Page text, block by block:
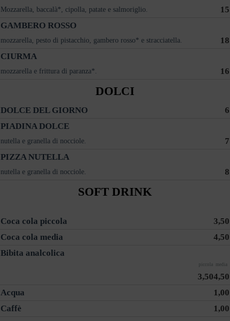
Mozzarella, baccalà*, cipolla, patate e salmoriglio.
15
GAMBERO ROSSO
mozzarella, pesto di pistacchio, gambero rosso* e stracciatella.
18
CIURMA
mozzarella e frittura di paranza*. 16
DOLCI
DOLCE DEL GIORNO
6
PIADINA DOLCE
nutella e granella di nocciole.
7
PIZZA NUTELLA
nutella e granella di nocciole. 8
SOFT DRINK
Coca cola piccola
3,50
Coca cola media
4,50
Bibita analcolica
piccola
3,50
media
4,50
Acqua
1,00
Caffè
1,00